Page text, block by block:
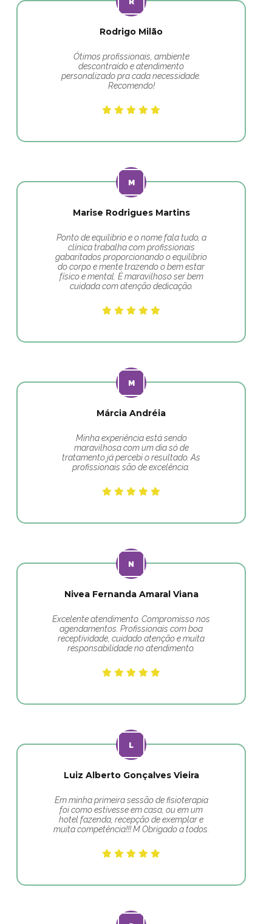
Rodrigo Milão
Ótimos profissionais, ambiente
descontraído e atendimento
personalizado pra cada necessidade.
Recomendo!
Marise Rodrigues Martins
Ponto de equilibrio e o nome fala tudo, a
clínica trabalha com profissionais
gabaritados proporcionando o equilíbrio
do corpo e mente trazendo o bem estar
físico e mental. É maravilhoso ser bem
cuidada com atenção dedicação.
Márcia Andréia
Minha experiência está sendo
maravilhosa com um dia só de
tratamento já percebi o resultado. As
profissionais são de excelência.
Nivea Fernanda Amaral Viana
Excelente atendimento. Compromisso nos
agendamentos. Profissionais com boa
receptividade, cuidado atenção e muita
responsabilidade no atendimento.
Luiz Alberto Gonçalves Vieira
Em minha primeira sessão de fisioterapia
foi como estivesse em casa, ou em um
hotel fazenda, recepção de exemplar e
muita competência!!! M Obrigado a todos.